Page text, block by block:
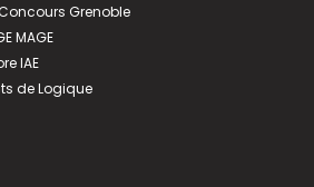
Concours Grenoble
MAGE
IAE
de Logique